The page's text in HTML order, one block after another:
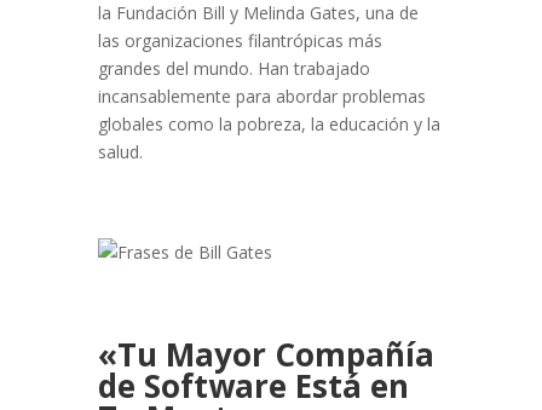
la Fundación Bill y Melinda Gates, una de
las organizaciones filantrópicas más
grandes del mundo. Han trabajado
incansablemente para abordar problemas
globales como la pobreza, la educación y la
salud.
«Tu Mayor Compañía
de Software Está en